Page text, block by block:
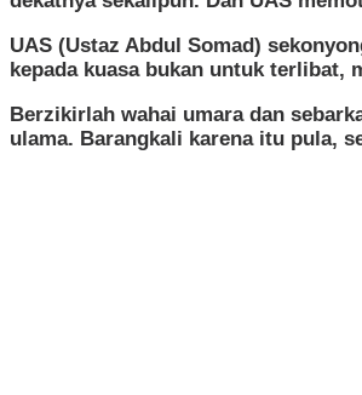
UAS (Ustaz Abdul Somad)
kepada kuasa bukan untuk terlibat,
Berzikirlah wahai umara dan
ulama. Barangkali karena itu pula,